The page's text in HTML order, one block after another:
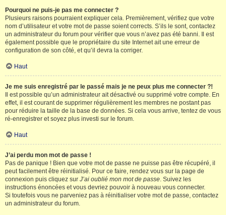
Pourquoi ne puis-je pas me connecter ?
Plusieurs raisons pourraient expliquer cela. Premièrement, vérifiez que votre
nom d’utilisateur et votre mot de passe soient corrects. S’ils le sont, contactez
un administrateur du forum pour vérifier que vous n’avez pas été banni. Il est
également possible que le propriétaire du site Internet ait une erreur de
configuration de son côté, et qu’il devra la corriger.
Haut
Je me suis enregistré par le passé mais je ne peux plus me connecter ?!
Il est possible qu’un administrateur ait désactivé ou supprimé votre compte. En
effet, il est courant de supprimer régulièrement les membres ne postant pas
pour réduire la taille de la base de données. Si cela vous arrive, tentez de vous
ré-enregistrer et soyez plus investi sur le forum.
Haut
J’ai perdu mon mot de passe !
Pas de panique ! Bien que votre mot de passe ne puisse pas être récupéré, il
peut facilement être réinitialisé. Pour ce faire, rendez vous sur la page de
connexion puis cliquez sur J’ai oublié mon mot de passe. Suivez les
instructions énoncées et vous devriez pouvoir à nouveau vous connecter.
Si toutefois vous ne parveniez pas à réinitialiser votre mot de passe, contactez
un administrateur du forum.